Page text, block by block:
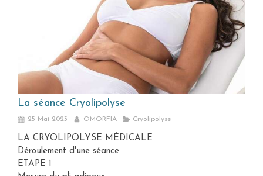
La séance Cryolipolyse
25 Mai 2023 OMORFIA Cryolipolyse
LA CRYOLIPOLYSE MÉDICALE
Déroulement d'une séance
ETAPE 1